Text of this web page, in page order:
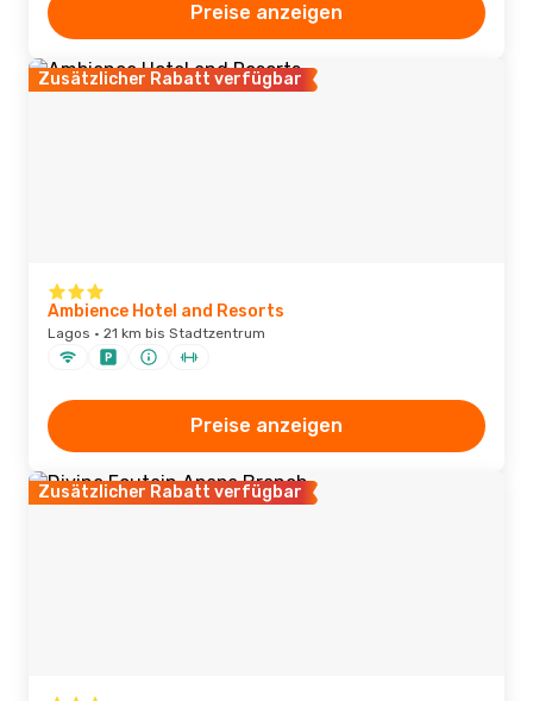
Preise anzeigen
Zusätzlicher Rabatt verfügbar
Ambience Hotel and Resorts
Lagos · 21 km bis Stadtzentrum
Preise anzeigen
Zusätzlicher Rabatt verfügbar